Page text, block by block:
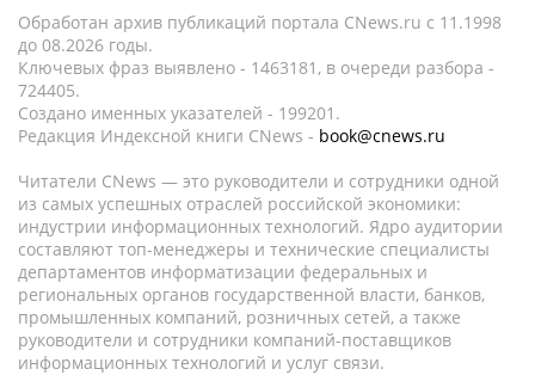
Обработан архив публикаций портала CNews.ru c 11.1998
до 08.2026 годы.
Ключевых фраз выявлено - 1463181, в очереди разбора -
724405.
Создано именных указателей - 199201.
Редакция Индексной книги CNews - book@cnews.ru
Читатели CNews — это руководители и сотрудники одной
из самых успешных отраслей российской экономики:
индустрии информационных технологий. Ядро аудитории
составляют топ-менеджеры и технические специалисты
департаментов информатизации федеральных и
региональных органов государственной власти, банков,
промышленных компаний, розничных сетей, а также
руководители и сотрудники компаний-поставщиков
информационных технологий и услуг связи.